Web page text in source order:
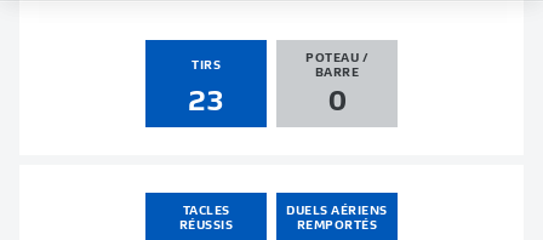
TIRS
23
POTEAU /
BARRE
0
TACLES
RÉUSSIS
DUELS AÉRIENS
REMPORTÉS